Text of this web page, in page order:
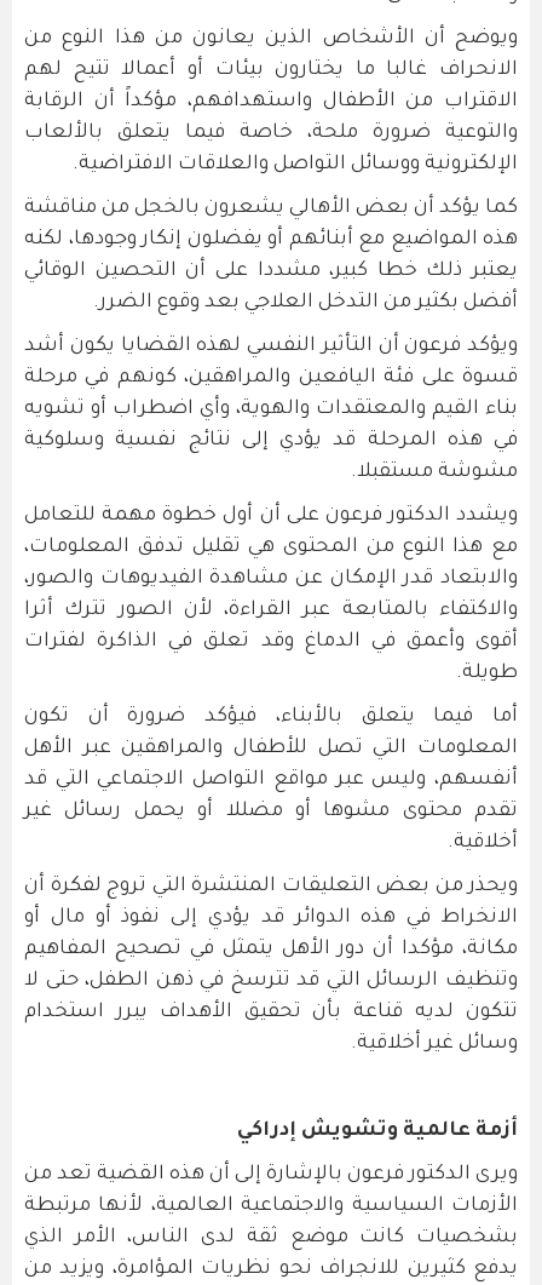
ويوضح أن الأشخاص الذين يعانون من هذا النوع من
الانحراف غالبا ما يختارون بيئات أو أعمالا تتيح لهم
الاقتراب من الأطفال واستهدافهم، مؤكداً أن الرقابة
والتوعية ضرورة ملحة، خاصة فيما يتعلق بالألعاب
الإلكترونية ووسائل التواصل والعلاقات الافتراضية.
كما يؤكد أن بعض الأهالي يشعرون بالخجل من مناقشة
هذه المواضيع مع أبنائهم أو يفضلون إنكار وجودها، لكنه
يعتبر ذلك خطا كبير، مشددا على أن التحصين الوقائي
أفضل بكثير من التدخل العلاجي بعد وقوع الضرر.
ويؤكد فرعون أن التأثير النفسي لهذه القضايا يكون أشد
قسوة على فئة اليافعين والمراهقين، كونهم في مرحلة
بناء القيم والمعتقدات والهوية، وأي اضطراب أو تشويه
في هذه المرحلة قد يؤدي إلى نتائج نفسية وسلوكية
مشوشة مستقبلا.
ويشدد الدكتور فرعون على أن أول خطوة مهمة للتعامل
مع هذا النوع من المحتوى هي تقليل تدفق المعلومات،
والابتعاد قدر الإمكان عن مشاهدة الفيديوهات والصور،
والاكتفاء بالمتابعة عبر القراءة، لأن الصور تترك أثرا
أقوى وأعمق في الدماغ وقد تعلق في الذاكرة لفترات
طويلة.
أما فيما يتعلق بالأبناء، فيؤكد ضرورة أن تكون
المعلومات التي تصل للأطفال والمراهقين عبر الأهل
أنفسهم، وليس عبر مواقع التواصل الاجتماعي التي قد
تقدم محتوى مشوها أو مضللا أو يحمل رسائل غير
أخلاقية.
ويحذر من بعض التعليقات المنتشرة التي تروج لفكرة أن
الانخراط في هذه الدوائر قد يؤدي إلى نفوذ أو مال أو
مكانة، مؤكدا أن دور الأهل يتمثل في تصحيح المفاهيم
وتنظيف الرسائل التي قد تترسخ في ذهن الطفل، حتى لا
تتكون لديه قناعة بأن تحقيق الأهداف يبرر استخدام
وسائل غير أخلاقية.
أزمة عالمية وتشويش إدراكي
ويرى الدكتور فرعون بالإشارة إلى أن هذه القضية تعد من
الأزمات السياسية والاجتماعية العالمية، لأنها مرتبطة
بشخصيات كانت موضع ثقة لدى الناس، الأمر الذي
يدفع كثيرين للانجراف نحو نظريات المؤامرة، ويزيد من